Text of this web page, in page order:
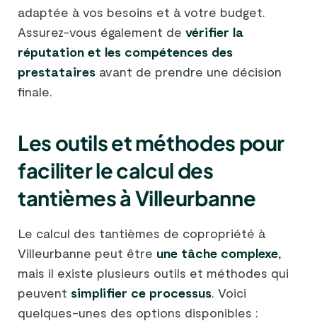
adaptée à vos besoins et à votre budget.
Assurez-vous également de vérifier la
réputation et les compétences des
prestataires avant de prendre une décision
finale.
Les outils et méthodes pour
faciliter le calcul des
tantièmes à Villeurbanne
Le calcul des tantièmes de copropriété à
Villeurbanne peut être une tâche complexe,
mais il existe plusieurs outils et méthodes qui
peuvent simplifier ce processus. Voici
quelques-unes des options disponibles :